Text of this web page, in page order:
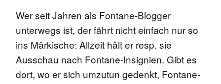
Wer seit Jahren als Fontane-Blogger
unterwegs ist, der fährt nicht einfach nur so
ins Märkische: Allzeit hält er resp. sie
Ausschau nach Fontane-Insignien. Gibt es
dort, wo er sich umzutun gedenkt, Fontane-